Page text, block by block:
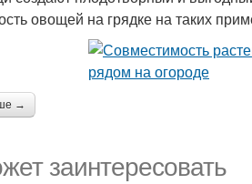
овощей на грядке на таких
→
заинтересовать